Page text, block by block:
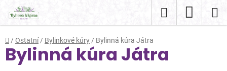
obsah
Hledat
KOŠÍK
Domů
/ Ostatní / Bylinkové kúry / Bylinná kúra Játra
Bylinná kúra Játra